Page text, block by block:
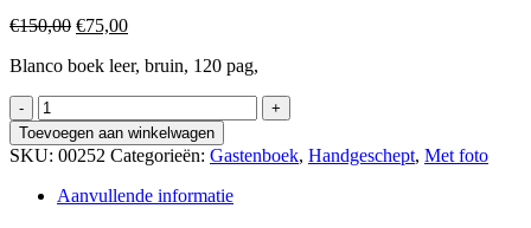
€150,00 Oorspronkelijke
was:
€75,00Huidige
is:
Blanco boek leer, bruin, 120 pag,
Gastenboek
&
box
zand,
50
pagina's,
Toevoegen aan winkelwagen
SKU: 00252 Categorieën: Gastenboek, Handgeschept, Met foto
Aanvullende informatie